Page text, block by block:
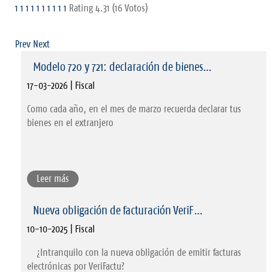
1 1 1 1 1 1 1 1 1 1 Rating 4.31 (16 Votos)
Prev Next
Modelo 720 y 721: declaración de bienes…
17-03-2026 | Fiscal
Como cada año, en el mes de marzo recuerda declarar tus
bienes en el extranjero
Leer más
Nueva obligación de facturación VeriF…
10-10-2025 | Fiscal
¿Intranquilo con la nueva obligación de emitir facturas
electrónicas por VeriFactu?